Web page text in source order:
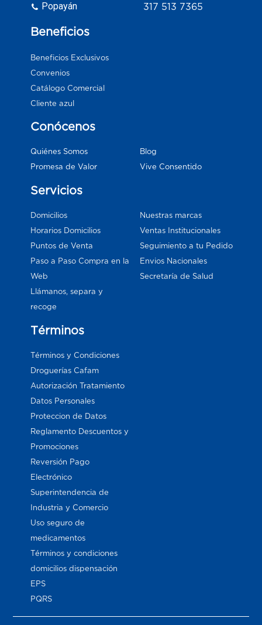
Popayán
317 513 7365
Beneficios
Beneficios Exclusivos
Convenios
Catálogo Comercial
Cliente azul
Conócenos
Quiénes Somos
Promesa de Valor
Blog
Vive Consentido
Servicios
Domicilios
Horarios Domicilios
Puntos de Venta
Paso a Paso Compra en la
Web
Llámanos, separa y
recoge
Nuestras marcas
Ventas Institucionales
Seguimiento a tu Pedido
Envios Nacionales
Secretaría de Salud
Términos
Términos y Condiciones
Droguerías Cafam
Autorización Tratamiento
Datos Personales
Proteccion de Datos
Reglamento Descuentos y
Promociones
Reversión Pago
Electrónico
Superintendencia de
Industria y Comercio
Uso seguro de
medicamentos
Términos y condiciones
domicilios dispensación
EPS
PQRS